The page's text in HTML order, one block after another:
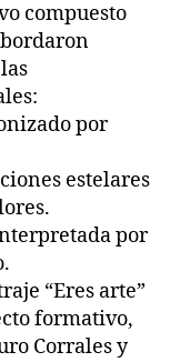
compuesto
por
estelares
por
“Eres arte”
formativo,
Corrales y